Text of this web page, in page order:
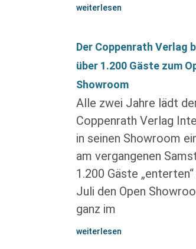
weiterlesen
Der Coppenrath Verlag
über 1.200 Gäste zum
Showroom
Alle zwei Jahre lädt
Coppenrath Verlag
in seinen Showroom
am vergangenen
1.200 Gäste
Juli den Open
ganz im
weiterlesen